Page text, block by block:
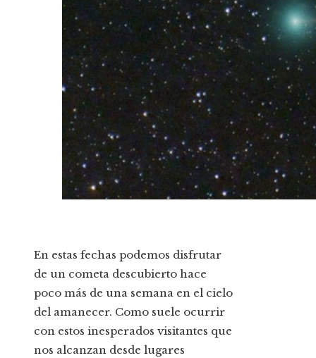
En estas fechas podemos disfrutar
de un cometa descubierto hace
poco más de una semana en el cielo
del amanecer. Como suele ocurrir
con estos inesperados visitantes que
nos alcanzan desde lugares